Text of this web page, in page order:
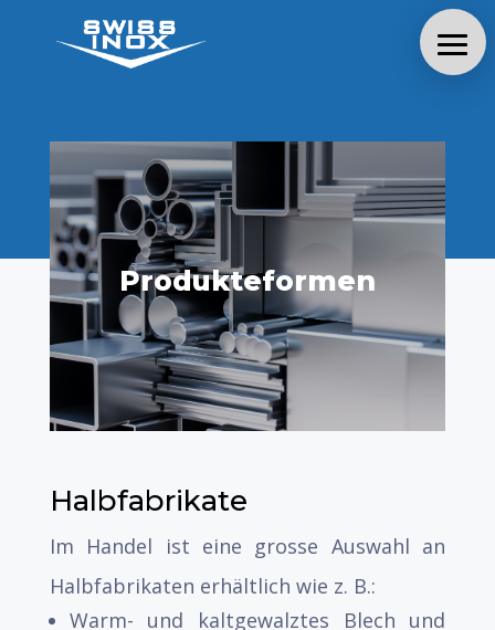
Produkteformen
Halbfabrikate
Im Handel ist eine grosse Auswahl an
Halbfabrikaten erhältlich wie z. B.:
Warm- und kaltgewalztes Blech und